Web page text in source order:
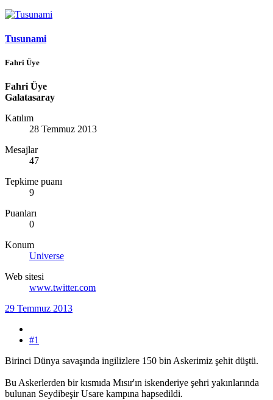
Tusunami
Fahri Üye
Fahri Üye
Galatasaray
Katılım
28 Temmuz 2013
Mesajlar
47
Tepkime puanı
9
Puanları
0
Konum
Universe
Web sitesi
www.twitter.com
29 Temmuz 2013
#1
Birinci Dünya savaşında ingilizlere 150 bin Askerimiz şehit düştü.
Bu Askerlerden bir kısmıda Mısır'ın iskenderiye şehri yakınlarında
bulunan Seydibeşir Usare kampına hapsedildi.